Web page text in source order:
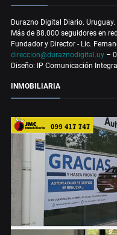
Durazno Digital Diario. Uruguay.
Más de 88.000 seguidores en
Fundador y Director - Lic.
direccion@duraznodigital.uy –
Diseño: IP Comunicación
INMOBILIARIA